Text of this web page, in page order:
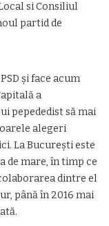
si Consiliul
partid de
şi face acum
a
pepededist să mai
alegeri
La Bucureşti este
de mare, în timp ce
dintre el
până în 2016 mai